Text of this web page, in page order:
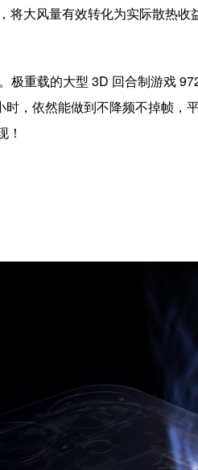
大风量有效转化为实际散热
重载的大型 3D 回合制游戏
依然能做到不降频不掉帧，
！